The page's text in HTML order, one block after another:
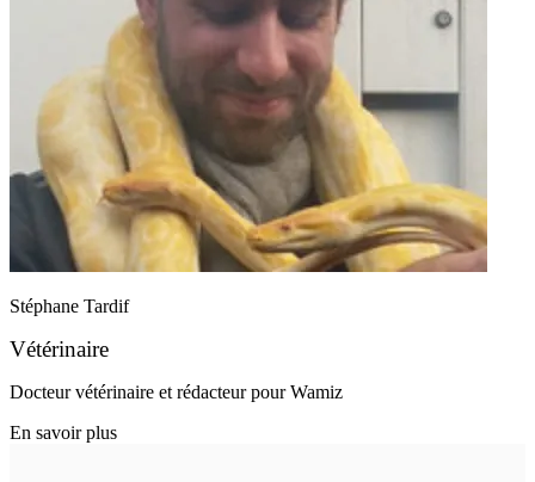
Stéphane Tardif
Vétérinaire
Docteur vétérinaire et rédacteur pour Wamiz
En savoir plus